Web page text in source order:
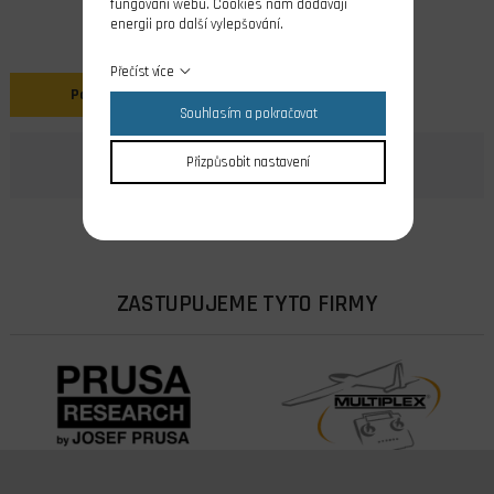
Popis
ZASTUPUJEME TYTO FIRMY
fungování webu. Cookies nám dodávají
energii pro další vylepšování.
Přečíst více
Souhlasím a pokračovat
Přizpůsobit nastavení